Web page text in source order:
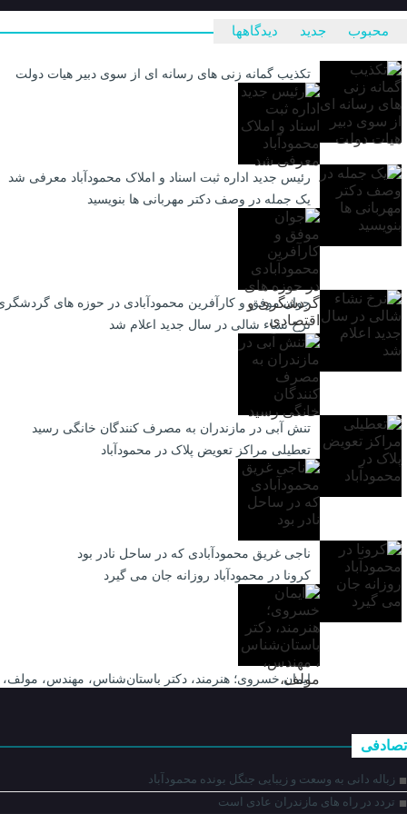
محبوب جدید دیدگاهها
تکذیب گمانه زنی های رسانه ای از سوی دبیر هیات دولت
رئیس جدید اداره ثبت اسناد و املاک محمودآباد معرفی شد
یک جمله در وصف دکتر مهربانی ها بنویسید
جوان موفق و کارآفرین محمودآبادی در حوزه های
نرخ نشاء شالی در سال جدید اعلام شد
تنش آبی در مازندران به مصرف كنندگان خانگی رسيد
تعطیلی مراکز تعویض پلاک در محمودآباد
ناجی غریق محمودآبادی که در ساحل نادر بود
کرونا در محمودآباد روزانه جان می گیرد
ایمان خسروی؛ هنرمند، دکتر باستان‌شناس، مهندس،
تصادفی
زباله دانی به وسعت و زیبایی جنگل بونده محمودآباد
تردد در راه های مازندران عادی است